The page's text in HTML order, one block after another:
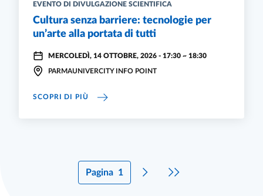
EVENTO DI DIVULGAZIONE SCIENTIFICA
Cultura senza barriere: tecnologie per
un’arte alla portata di tutti
MERCOLEDÌ, 14 OTTOBRE, 2026 - 17:30 ~ 18:30
PARMAUNIVERCITY INFO POINT
SCOPRI DI PIÙ CULTURA SENZA BARRIERE: TECNOLOGIE
Pagina 1
Pagina successiva
Ultima pagina